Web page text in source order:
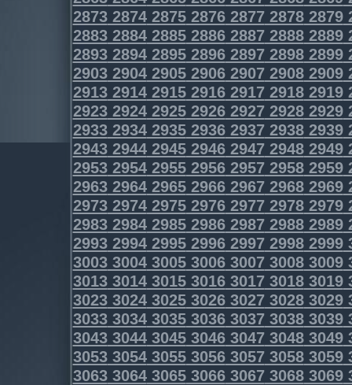
2873287428752876287728782879
2883288428852886288728882889
2893289428952896289728982899
2903290429052906290729082909
2913291429152916291729182919
2923292429252926292729282929
2933293429352936293729382939
2943294429452946294729482949
2953295429552956295729582959
2963296429652966296729682969
2973297429752976297729782979
2983298429852986298729882989
2993299429952996299729982999
3003300430053006300730083009
3013301430153016301730183019
3023302430253026302730283029
3033303430353036303730383039
3043304430453046304730483049
3053305430553056305730583059
3063306430653066306730683069